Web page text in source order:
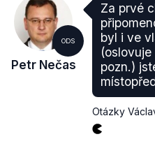
ODS
Petr Nečas
Za prvé
byl i ve
pozn.)
Otázky